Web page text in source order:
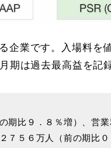
企業です。入場料を
期は過去最高益を記
期比９．８％増）、営業
７５６万人（前の期比０